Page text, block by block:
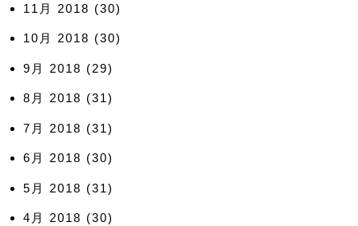
11月 2018 (30)
10月 2018 (30)
9月 2018 (29)
8月 2018 (31)
7月 2018 (31)
6月 2018 (30)
5月 2018 (31)
4月 2018 (30)